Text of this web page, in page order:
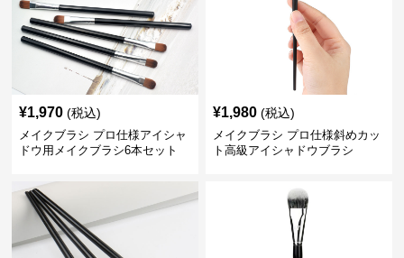
¥1,970 (税込)
メイクブラシ プロ仕様アイシャ
ドウ用メイクブラシ6本セット
¥1,980 (税込)
メイクブラシ プロ仕様斜めカッ
ト高級アイシャドウブラシ